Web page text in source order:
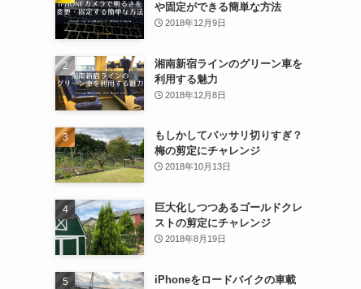
や固定ができる簡単な方法
2018年12月9日
湘南新宿ラインのグリーン車を
利用する魅力
2018年12月8日
もしかしてバッサリ切りすぎ？
梅の剪定にチャレンジ
2018年10月13日
巨大化しつつあるゴールドクレ
ストの剪定にチャレンジ
2018年8月19日
iPhoneをロードバイクの車載